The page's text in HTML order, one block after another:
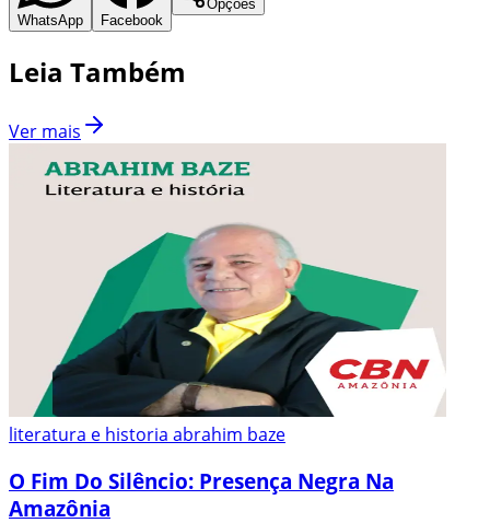
WhatsApp Facebook
Opções
Leia Também
Ver mais
literatura e historia abrahim baze
O Fim Do Silêncio: Presença Negra Na
Amazônia